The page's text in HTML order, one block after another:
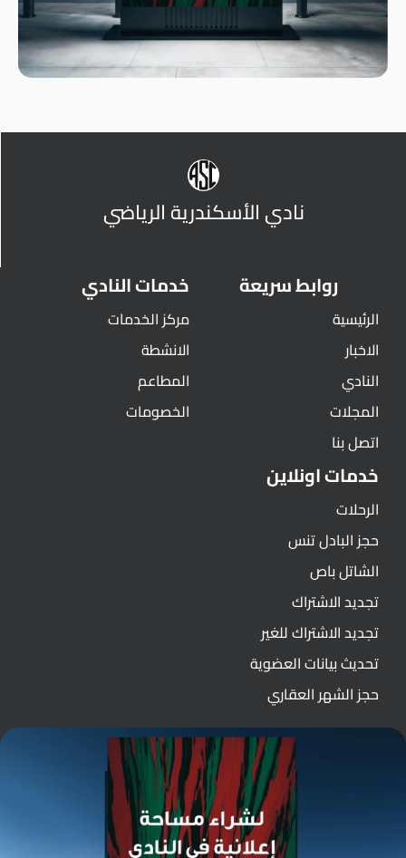
نادي الأسكندرية الرياضي
روابط سريعة
الرئيسية
الاخبار
النادي
المجلات
اتصل بنا
خدمات النادي
مركز الخدمات
الانشطة
المطاعم
الخصومات
خدمات اونلاين
الرحلات
حجز البادل تنس
الشاتل باص
تجديد الاشتراك
تجديد الاشتراك للغير
تحديث بيانات العضوية
حجز الشهر العقاري